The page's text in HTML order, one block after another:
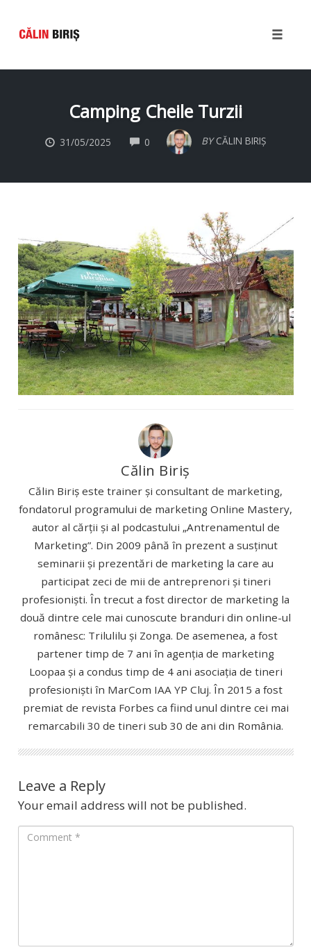
Camping Cheile Turzii
31/05/2025 0 COMMENTS BY CĂLIN BIRIȘ
Călin Biriș
Călin Biriș este trainer și consultant de marketing,
fondatorul programului de marketing Online Mastery,
autor al cărții și al podcastului „Antrenamentul de
Marketing”. Din 2009 până în prezent a susținut
seminarii și prezentări de marketing la care au
participat zeci de mii de antreprenori și tineri
profesioniști. În trecut a fost director de marketing la
două dintre cele mai cunoscute branduri din online-ul
românesc: Trilulilu și Zonga. De asemenea, a fost
partener timp de 7 ani în agenția de marketing
Loopaa și a condus timp de 4 ani asociația de tineri
profesioniști în MarCom IAA YP Cluj. În 2015 a fost
premiat de revista Forbes ca fiind unul dintre cei mai
remarcabili 30 de tineri sub 30 de ani din România.
Leave a Reply
Your email address will not be published.